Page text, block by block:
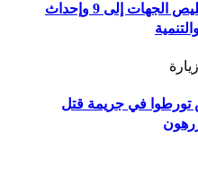
تقسيم ترابي جديد بالمغرب: تقليص الجهات إلى 9 وإحداث
زيارة
يوقف 3 أشخاص تورطوا في جريمة قتل